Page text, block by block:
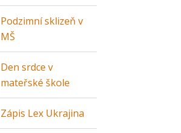
Podzimní sklizeň v
MŠ
Den srdce v
mateřské škole
Zápis Lex Ukrajina